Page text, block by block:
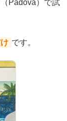
Padova）で試
です。